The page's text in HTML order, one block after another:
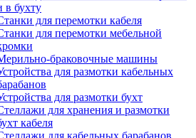
в бухту
для перемотки кабеля
для перемотки мебельной
браковочные машины
для размотки кабельных
для размотки бухт
для хранения и размотки
кабеля
для кабельных барабанов